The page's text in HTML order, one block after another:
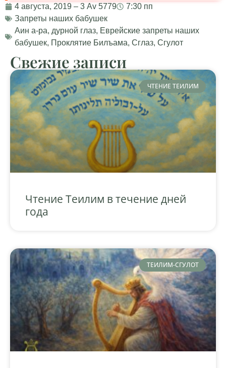
4 августа, 2019 – 3 Av 5779
7:30 пп
Запреты наших бабушек
Аин а-ра, дурной глаз, Еврейские запреты наших
бабушек, Проклятие Билъама, Сглаз, Сгулот
Свежие записи
ЧТЕНИЕ ТЕИЛИМ
Чтение Теилим в течение дней
года
ТЕИЛИМ-СГУЛОТ